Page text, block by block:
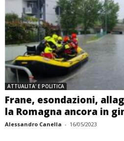
ATTUALITA' E POLITICA
Frane, esondazioni,
la Romagna ancora in
Alessandro Canella - 16/05/2023